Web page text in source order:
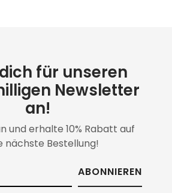
für unseren
Newsletter
an!
und erhalte 10% Rabatt auf
nächste Bestellung!
ABONNIEREN